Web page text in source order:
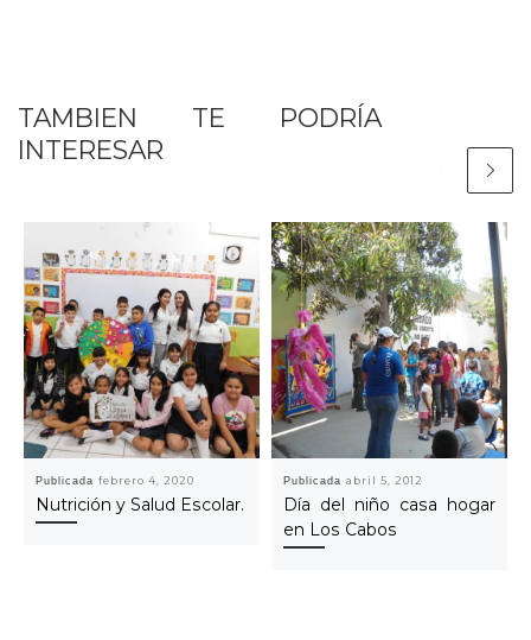
TAMBIEN TE PODRÍA
INTERESAR
Publicadafebrero 4, 2020
Nutrición y Salud Escolar.
Publicadaabril 5, 2012
Día del niño casa hogar
en Los Cabos